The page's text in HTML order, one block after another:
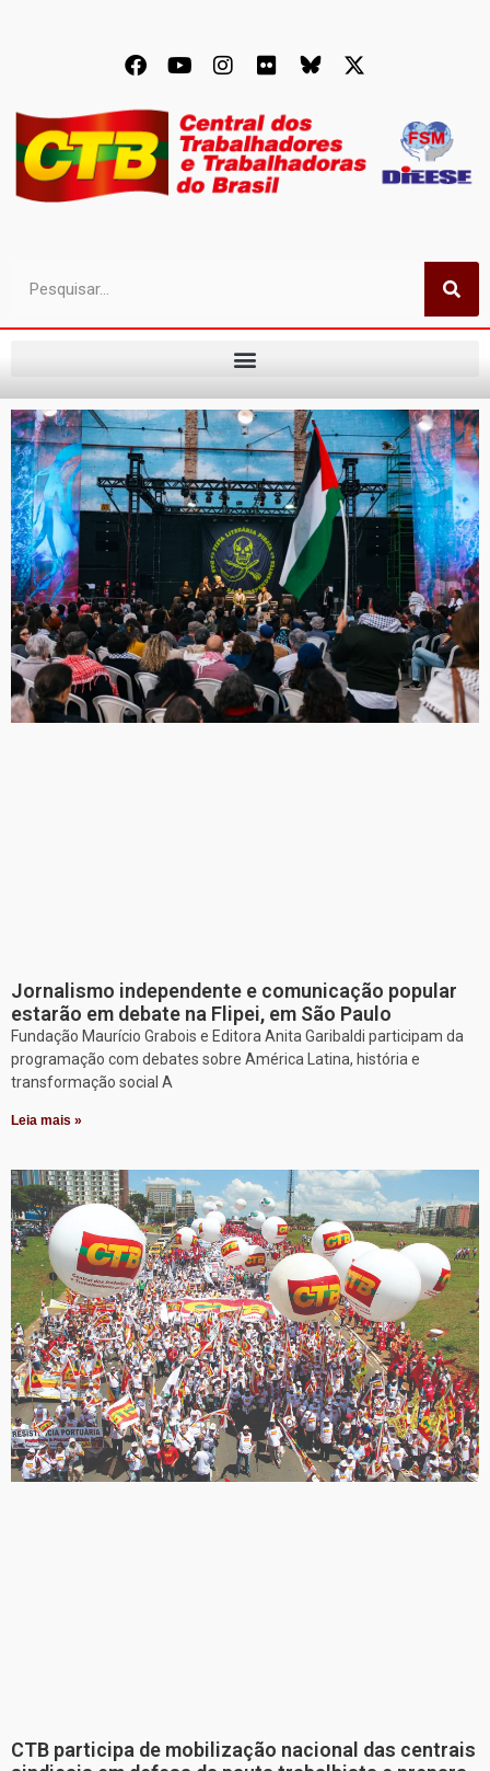
Jornalismo independente e comunicação popular
estarão em debate na Flipei, em São Paulo
Fundação Maurício Grabois e Editora Anita Garibaldi participam da
programação com debates sobre América Latina, história e
transformação social A
Leia mais »
CTB participa de mobilização nacional das centrais